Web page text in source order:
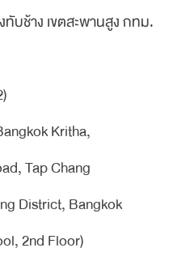
บช้าง เขตสะพานสูง กทม.
Kritha,
Tap Chang
District, Bangkok
2nd Floor)